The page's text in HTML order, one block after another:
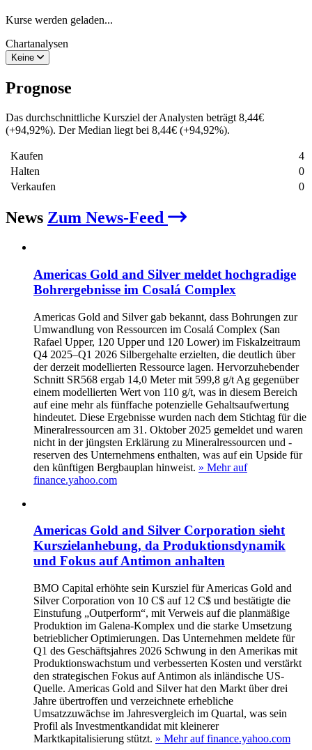
Kurse werden geladen...
Chartanalysen
Keine
Prognose
Das durchschnittliche Kursziel der Analysten beträgt 8,44€
(+94,92%). Der Median liegt bei 8,44€ (+94,92%).
Kaufen
4
Halten
0
Verkaufen
0
News Zum News-Feed
Americas Gold and Silver meldet hochgradige
Bohrergebnisse im Cosalá Complex
Americas Gold and Silver gab bekannt, dass Bohrungen zur
Umwandlung von Ressourcen im Cosalá Complex (San
Rafael Upper, 120 Upper und 120 Lower) im Fiskalzeitraum
Q4 2025–Q1 2026 Silbergehalte erzielten, die deutlich über
der derzeit modellierten Ressource lagen. Hervorzuhebender
Schnitt SR568 ergab 14,0 Meter mit 599,8 g/t Ag gegenüber
einem modellierten Wert von 110 g/t, was in diesem Bereich
auf eine mehr als fünffache potenzielle Gehaltsaufwertung
hindeutet. Diese Ergebnisse wurden nach dem Stichtag für die
Mineralressourcen am 31. Oktober 2025 gemeldet und waren
nicht in der jüngsten Erklärung zu Mineralressourcen und -
reserven des Unternehmens enthalten, was auf ein Upside für
den künftigen Bergbauplan hinweist. » Mehr auf
finance.yahoo.com
Americas Gold and Silver Corporation sieht
Kurszielanhebung, da Produktionsdynamik
und Fokus auf Antimon anhalten
BMO Capital erhöhte sein Kursziel für Americas Gold and
Silver Corporation von 10 C$ auf 12 C$ und bestätigte die
Einstufung „Outperform“, mit Verweis auf die planmäßige
Produktion im Galena-Komplex und die starke Umsetzung
betrieblicher Optimierungen. Das Unternehmen meldete für
Q1 des Geschäftsjahres 2026 Schwung in den Amerikas mit
Produktionswachstum und verbesserten Kosten und verstärkt
den strategischen Fokus auf Antimon als inländische US-
Quelle. Americas Gold and Silver hat den Markt über drei
Jahre übertroffen und verzeichnete erhebliche
Umsatzzuwächse im Jahresvergleich im Quartal, was sein
Profil als Investmentkandidat mit kleinerer
Marktkapitalisierung stützt. » Mehr auf finance.yahoo.com